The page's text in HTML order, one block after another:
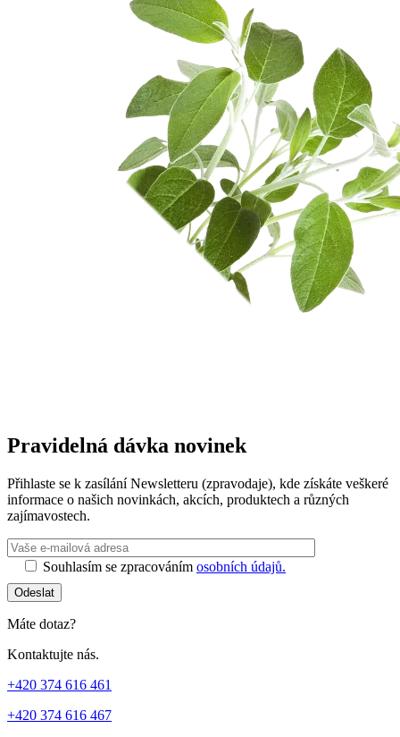
Pravidelná dávka novinek
Přihlaste se k zasílání Newsletteru (zpravodaje), kde získáte veškeré
informace o našich novinkách, akcích, produktech a různých
zajímavostech.
Souhlasím se zpracováním osobních údajů.
Odeslat
Máte dotaz?
Kontaktujte nás.
+420 374 616 461
+420 374 616 467